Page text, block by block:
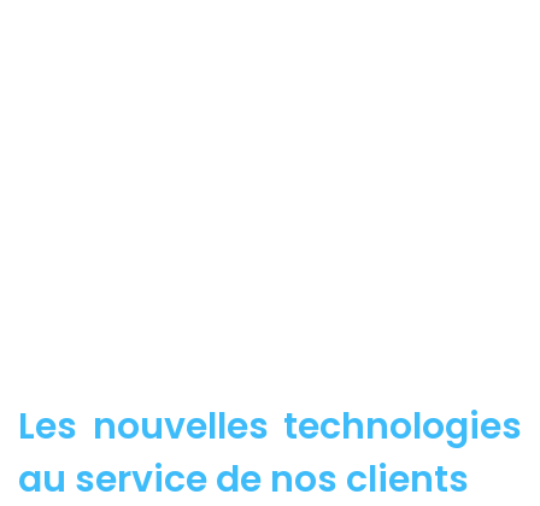
Les nouvelles technologies
au service de nos clients